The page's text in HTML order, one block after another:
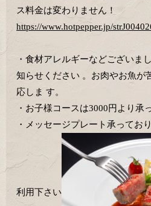
ス料金は変わりません！
https://www.hotpepper.jp/
・食材アレルギーなどございま
知らせください 。お肉やお魚が
応しま す。
・お子様コースは3000円より
・メッセージプレート承ってお
利用下さい